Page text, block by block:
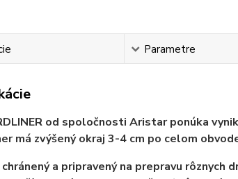
Parametre
od spoločnosti Aristar ponúka
má zvýšený okraj 3-4 cm po celom
a pripravený na prepravu rôznych